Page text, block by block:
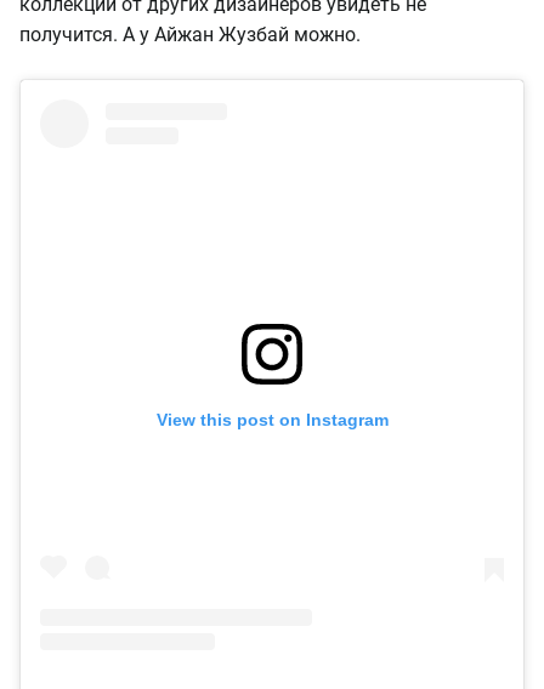
получится. А у Айжан Жузбай можно.
View this post on Instagram